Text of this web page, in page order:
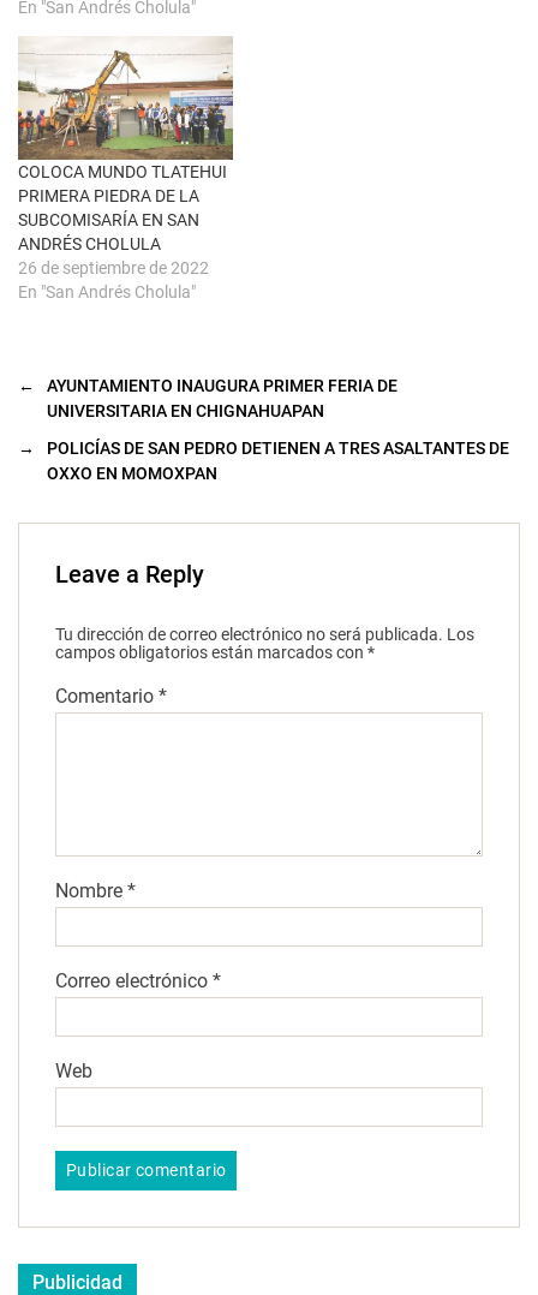
a
)
n
u
a
v
e
n
t
a
n
a
n
u
e
v
a
)
En "San Andrés Cholula"
COLOCA MUNDO TLATEHUI
PRIMERA PIEDRA DE LA
SUBCOMISARÍA EN SAN
ANDRÉS CHOLULA
26 de septiembre de 2022
En "San Andrés Cholula"
←
AYUNTAMIENTO INAUGURA PRIMER FERIA DE
UNIVERSITARIA EN CHIGNAHUAPAN
→
POLICÍAS DE SAN PEDRO DETIENEN A TRES ASALTANTES DE
OXXO EN MOMOXPAN
Leave a Reply
Tu dirección de correo electrónico no será publicada. Los
campos obligatorios están marcados con *
Comentario *
Nombre *
Correo electrónico *
Web
Publicidad